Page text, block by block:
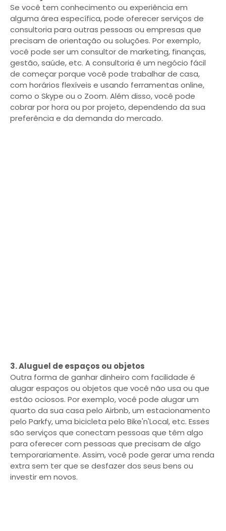
Se você tem conhecimento ou experiência em
alguma área específica, pode oferecer serviços de
consultoria para outras pessoas ou empresas que
precisam de orientação ou soluções. Por exemplo,
você pode ser um consultor de marketing, finanças,
gestão, saúde, etc. A consultoria é um negócio fácil
de começar porque você pode trabalhar de casa,
com horários flexíveis e usando ferramentas online,
como o Skype ou o Zoom. Além disso, você pode
cobrar por hora ou por projeto, dependendo da sua
preferência e da demanda do mercado.
3. Aluguel de espaços ou objetos
Outra forma de ganhar dinheiro com facilidade é
alugar espaços ou objetos que você não usa ou que
estão ociosos. Por exemplo, você pode alugar um
quarto da sua casa pelo Airbnb, um estacionamento
pelo Parkfy, uma bicicleta pelo Bike'n'Local, etc. Esses
são serviços que conectam pessoas que têm algo
para oferecer com pessoas que precisam de algo
temporariamente. Assim, você pode gerar uma renda
extra sem ter que se desfazer dos seus bens ou
investir em novos.